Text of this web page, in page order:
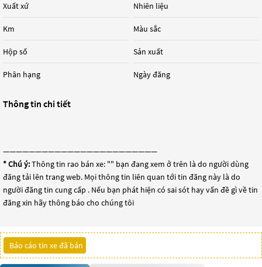
Xuất xứ
Km
Hộp số
Phân hạng
Nhiên liệu
Màu sắc
Sản xuất
Ngày đăng
Thông tin chi tiết
————————————————————————
* Chú ý:Thông tin rao bán xe: "" bạn đang xem ở trên là do người dùng
đăng tải lên trang web. Mọi thông tin liên quan tới tin đăng này là do
người đăng tin cung cấp . Nếu bạn phát hiện có sai sót hay vấn đề gì về tin
đăng xin hãy thông báo cho chúng tôi
Báo cáo tin xe đã bán